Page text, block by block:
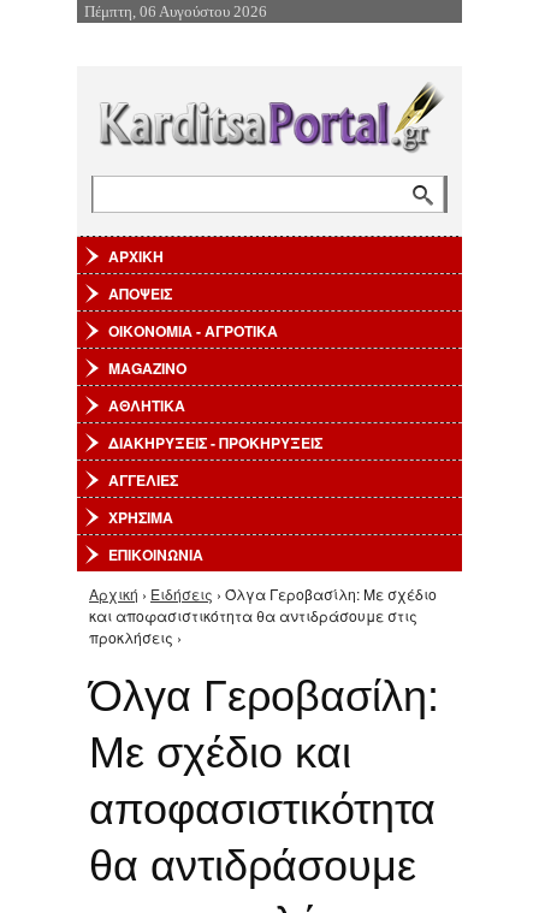
Επιστροφή στην Πλοήγηση
Πέμπτη, 06 Αυγούστου 2026
ΑΡΧΙΚΗ
ΑΠΟΨΕΙΣ
ΟΙΚΟΝΟΜΙΑ - ΑΓΡΟΤΙΚΑ
MAGAZINO
ΑΘΛΗΤΙΚΑ
ΔΙΑΚΗΡΥΞΕΙΣ - ΠΡΟΚΗΡΥΞΕΙΣ
ΑΓΓΕΛΙΕΣ
ΧΡΗΣΙΜΑ
ΕΠΙΚΟΙΝΩΝΙΑ
Είστε εδώ
Αρχική › Ειδήσεις › Όλγα Γεροβασίλη: Με σχέδιο
και αποφασιστικότητα θα αντιδράσουμε στις
προκλήσεις ›
Όλγα Γεροβασίλη:
Με σχέδιο και
αποφασιστικότητα
θα αντιδράσουμε